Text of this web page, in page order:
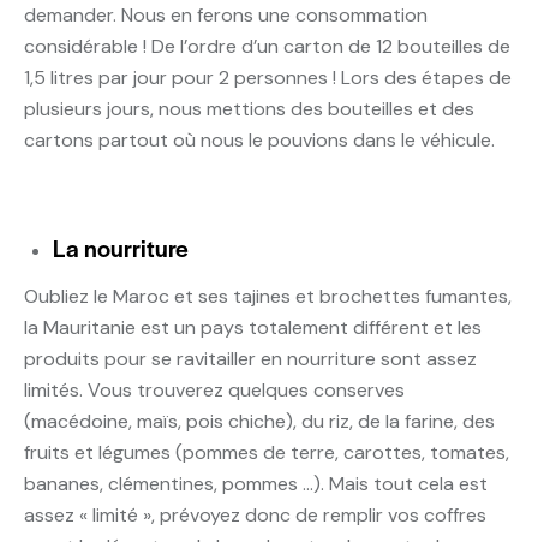
demander. Nous en ferons une consommation
considérable ! De l’ordre d’un carton de 12 bouteilles de
1,5 litres par jour pour 2 personnes ! Lors des étapes de
plusieurs jours, nous mettions des bouteilles et des
cartons partout où nous le pouvions dans le véhicule.
La nourriture
Oubliez le Maroc et ses tajines et brochettes fumantes,
la Mauritanie est un pays totalement différent et les
produits pour se ravitailler en nourriture sont assez
limités. Vous trouverez quelques conserves
(macédoine, maïs, pois chiche), du riz, de la farine, des
fruits et légumes (pommes de terre, carottes, tomates,
bananes, clémentines, pommes …). Mais tout cela est
assez « limité », prévoyez donc de remplir vos coffres